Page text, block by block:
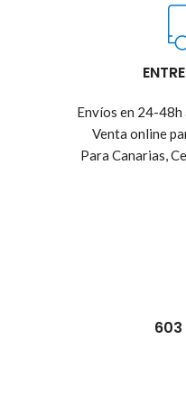
Envíos en 24-48h
Venta online
Para Canarias,